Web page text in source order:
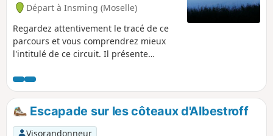
Départ à Insming (Moselle)
Regardez attentivement le tracé de ce
parcours et vous comprendrez mieux
l'intitulé de ce circuit. Il présente
notable. Il s'agit du remarquable Étang
d'Albestroff, espace préservé avec une
faune très riche. L'essentiel du parcours
est en forêt sur de très larges chemins.
En cas de forte chaleur, cette
Escapade sur les côteaux d'Albestroff
Visorandonneur